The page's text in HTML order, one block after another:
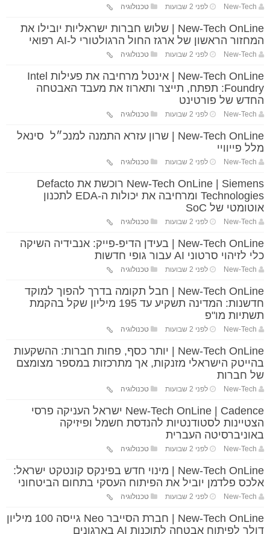
New-Tech לפני 2 שבועות טכנולוגיה
New-Tech OnLine | שלוש חברות ישראליות יובילו את
המחזור הראשון של ארגז החול הרגולטורי ל-AI רפואי
New-Tech לפני 2 שבועות טכנולוגיה
New-Tech OnLine | אינטל מרחיבה את פעילות Intel
Foundry: תפתח, תייצר ותארוז את מעבד האבטחה
החדש של פורטינט
New-Tech לפני 2 שבועות טכנולוגיה
New-Tech OnLine | שרון עזרא התמנה למנכ״ל סינאל
מלל פייוויי
New-Tech לפני 2 שבועות טכנולוגיה
New-Tech OnLine | Siemens רוכשת את Defacto
Technologies ומרחיבה את יכולות ה-EDA לתכנון
אוטומטי של SoC
New-Tech לפני 2 שבועות טכנולוגיה
New-Tech OnLine | בעידן הדיפ-פייק: אנבידיה השיקה
כלי לזיהוי סרטוני AI עבור גופי חדשות
New-Tech לפני 2 שבועות טכנולוגיה
New-Tech OnLine | חבל תקומה בדרך להפוך למוקד
חדשנות: המדינה תשקיע עד 195 מיליון שקל בהקמת
תשתיות מו"פ
New-Tech לפני 2 שבועות טכנולוגיה
New-Tech OnLine | יותר כסף, פחות חברות: ההשקעות
בהייטק הישראלי מזנקות, אך מתרכזות במספר מצומצם
של חברות
New-Tech לפני 2 שבועות טכנולוגיה
New-Tech OnLine | Cadence ישראל העניקה פרסי
הצטיינות לסטודנטיות להנדסת חשמל ופיזיקה
באוניברסיטה העברית
New-Tech לפני 2 שבועות טכנולוגיה
New-Tech OnLine | מינוי חדש בפינקס קונטקט ישראל:
אלכס פלדמן יוביל את הפיתוח העסקי בתחום הביטחוני
New-Tech לפני 2 שבועות טכנולוגיה
New-Tech OnLine | חברת הסייבר Neo גייסה 100 מיליון
דולר לפיתוח אבטחה לתוכנות AI בארגונים